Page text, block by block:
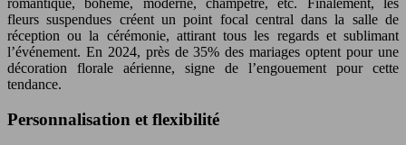
romantique, bohème, moderne, champêtre, etc. Finalement, les
fleurs suspendues créent un point focal central dans la salle de
réception ou la cérémonie, attirant tous les regards et sublimant
l’événement. En 2024, près de 35% des mariages optent pour une
décoration florale aérienne, signe de l’engouement pour cette
tendance.
Personnalisation et flexibilité